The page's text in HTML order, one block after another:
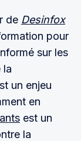
de Desinfox
pour
sur les
la
un enjeu
en
est un
la